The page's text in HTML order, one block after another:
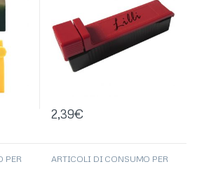
2,39€
PER
ARTICOLI DI CONSUMO PER